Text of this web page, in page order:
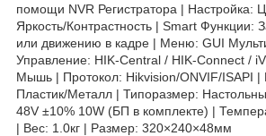
помощи NVR Регистратора | Настройка:
Яркость/Контрастность | Smart Функции:
или движению в кадре | Меню: GUI
Управление: HIK-Central / HIK-Connect /
Мышь | Протокол: Hikvision/ONVIF/ISAPI |
Пластик/Металл | Типоразмер:
48V ±10% 10W (БП в комплекте) |
| Вес: 1.0кг | Размер: 320×240×48мм